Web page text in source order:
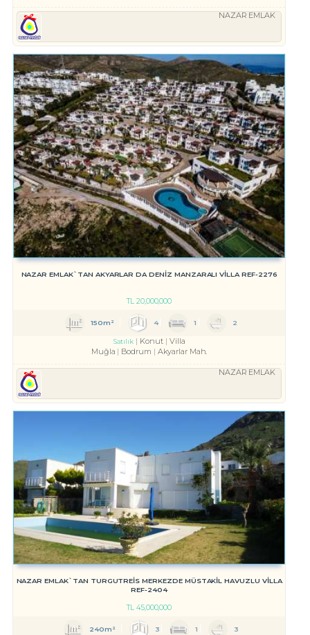
NAZAR EMLAK
NAZAR EMLAK`TAN AKYARLAR DA DENİZ MANZARALI VİLLA REF-2276
TL20,000,000
150m² 4 1 2
Satılık Konut
Villa
Muğla
Bodrum Akyarlar Mah.
NAZAR EMLAK
NAZAR EMLAK`TAN TURGUTREİS MERKEZDE MÜSTAKİL HAVUZLU VİLLA
REF-2404
TL45,000,000
240m² 3 1 3